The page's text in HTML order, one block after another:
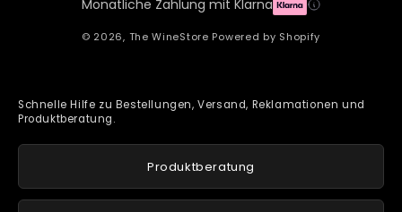
Monatliche Zahlung mit Klarna
© 2026, The WineStore Powered by Shopify
Schnelle Hilfe zu Bestellungen, Versand, Reklamationen und
Produktberatung.
Produktberatung